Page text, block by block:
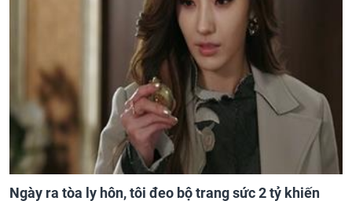
Ngày ra tòa ly hôn, tôi đeo bộ trang sức 2 tỷ khiến